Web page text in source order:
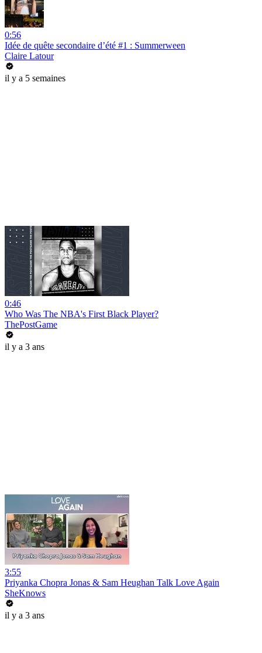
0:56
Idée de quête secondaire d’été #1 : Summerween
Claire Latour
il y a 5 semaines
0:46
Who Was The NBA's First Black Player?
ThePostGame
il y a 3 ans
3:55
Priyanka Chopra Jonas & Sam Heughan Talk Love Again
SheKnows
il y a 3 ans